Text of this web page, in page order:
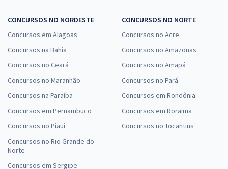
CONCURSOS NO NORDESTE
Concursos em Alagoas
Concursos na Bahia
Concursos no Ceará
Concursos no Maranhão
Concursos na Paraíba
Concursos em Pernambuco
Concursos no Piauí
Concursos no Rio Grande do
Norte
Concursos em Sergipe
CONCURSOS NO NORTE
Concursos no Acre
Concursos no Amazonas
Concursos no Amapá
Concursos no Pará
Concursos em Rondônia
Concursos em Roraima
Concursos no Tocantins